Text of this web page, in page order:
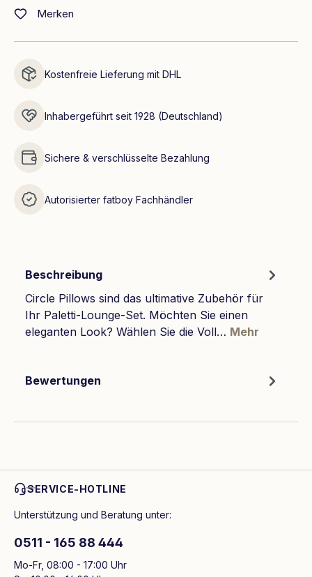
Merken
Kostenfreie Lieferung mit DHL
Inhabergeführt seit 1928 (Deutschland)
Sichere & verschlüsselte Bezahlung
Autorisierter fatboy Fachhändler
Beschreibung
Circle Pillows sind das ultimative Zubehör für
Ihr Paletti-Lounge-Set. Möchten Sie einen
eleganten Look? Wählen Sie die Voll… Mehr
Bewertungen
SERVICE-HOTLINE
Unterstützung und Beratung unter:
0511 - 165 88 444
Mo-Fr, 08:00 - 17:00 Uhr